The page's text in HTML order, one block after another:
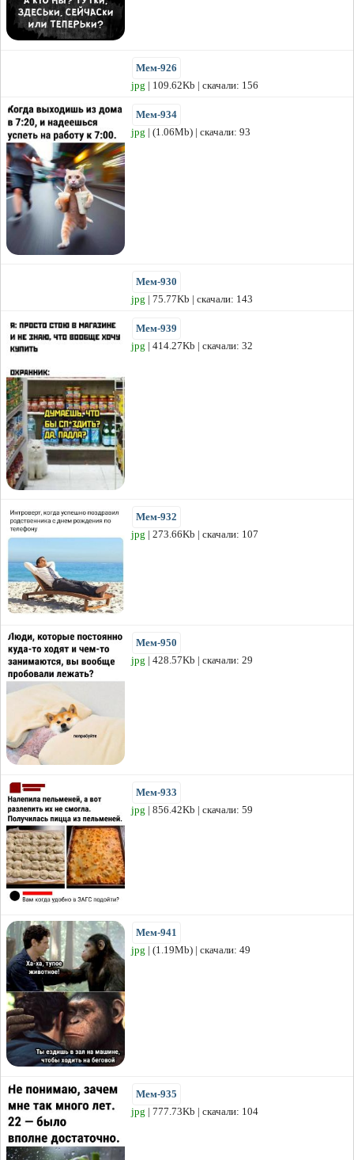
Мем-926
jpg | 109.62Kb | скачали: 156
Мем-934
jpg | (1.06Mb) | скачали: 93
Мем-930
jpg | 75.77Kb | скачали: 143
Мем-939
jpg | 414.27Kb | скачали: 32
Мем-932
jpg | 273.66Kb | скачали: 107
Мем-950
jpg | 428.57Kb | скачали: 29
Мем-933
jpg | 856.42Kb | скачали: 59
Мем-941
jpg | (1.19Mb) | скачали: 49
Мем-935
jpg | 777.73Kb | скачали: 104